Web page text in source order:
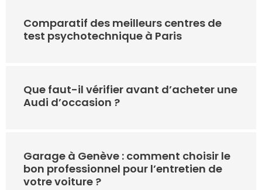
Comparatif des meilleurs centres de
test psychotechnique à Paris
Que faut-il vérifier avant d’acheter une
Audi d’occasion ?
Garage à Genève : comment choisir le
bon professionnel pour l’entretien de
votre voiture ?